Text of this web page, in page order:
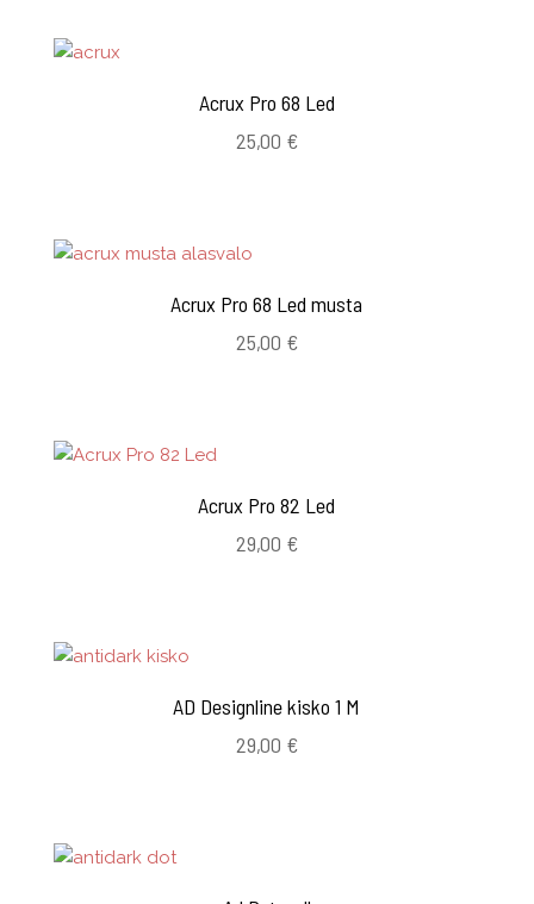
Acrux Pro 68 Led
25,00 €
Acrux Pro 68 Led musta
25,00 €
Acrux Pro 82 Led
29,00 €
AD Designline kisko 1 M
29,00 €